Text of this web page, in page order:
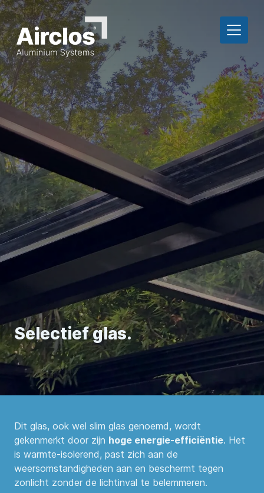
Selectief glas.
Dit glas, ook wel slim glas genoemd, wordt
gekenmerkt door zijn hoge energie-efficiëntie. Het
is warmte-isolerend, past zich aan de
weersomstandigheden aan en beschermt tegen
zonlicht zonder de lichtinval te belemmeren.